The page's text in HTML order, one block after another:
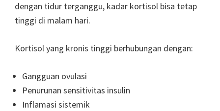
dengan tidur terganggu, kadar kortisol bisa tetap
tinggi di malam hari.
Kortisol yang kronis tinggi berhubungan dengan:
Gangguan ovulasi
Penurunan sensitivitas insulin
Inflamasi sistemik